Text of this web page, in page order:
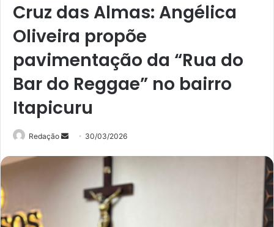
Cruz das Almas: Angélica
Oliveira propõe
pavimentação da “Rua do
Bar do Reggae” no bairro
Itapicuru
Redação
Mande30/03/2026